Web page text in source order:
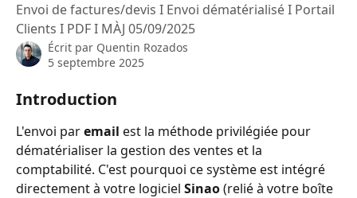
Envoi de factures/devis I Envoi dématérialisé I Portail
Clients I PDF I MÀJ 05/09/2025
Écrit par Quentin Rozados
5 septembre 2025
Introduction
L'envoi par email est la méthode privilégiée pour
dématérialiser la gestion des ventes et la
comptabilité. C'est pourquoi ce système est intégré
directement à votre logiciel Sinao (relié à votre boîte